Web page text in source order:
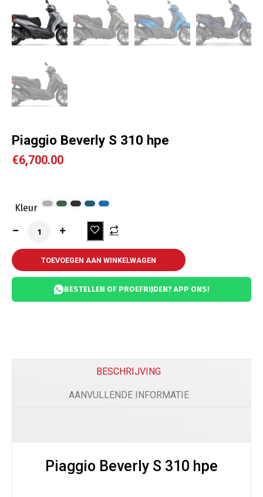
Piaggio Beverly S 310 hpe
€6,700.00
Kleur
TOEVOEGEN AAN WINKELWAGEN
BESTELLEN OF PROEFRIJDEN? APP ONS!
BESCHRIJVING
AANVULLENDE INFORMATIE
Piaggio Beverly S 310 hpe